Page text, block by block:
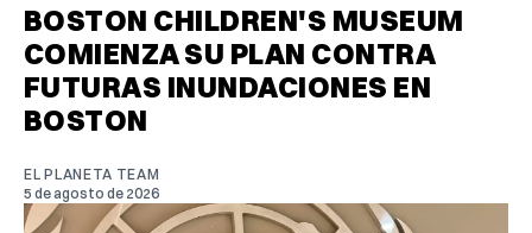
BOSTON CHILDREN'S MUSEUM
COMIENZA SU PLAN CONTRA
FUTURAS INUNDACIONES EN
BOSTON
EL PLANETA TEAM
5 de agosto de 2026